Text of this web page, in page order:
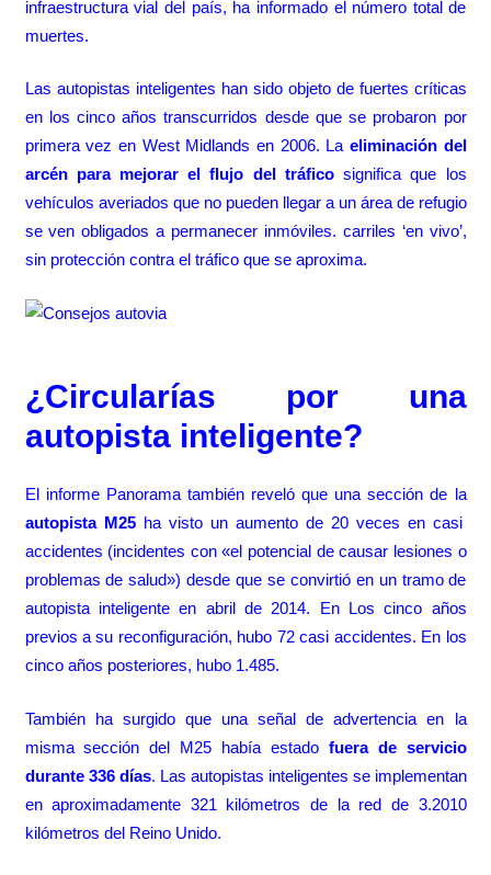
infraestructura vial del país, ha informado el número total de
muertes.
Las autopistas inteligentes han sido objeto de fuertes críticas
en los cinco años transcurridos desde que se probaron por
primera vez en West Midlands en 2006. La eliminación del
arcén para mejorar el flujo del tráficosignifica que los
vehículos averiados que no pueden llegar a un área de refugio
se ven obligados a permanecer inmóviles. carriles ‘en vivo’,
sin protección contra el tráfico que se aproxima.
¿Circularías por una
autopista inteligente?
El informe Panorama también reveló que una sección de la
autopista M25ha visto un aumento de 20 veces en casi
accidentes (incidentes con «el potencial de causar lesiones o
problemas de salud») desde que se convirtió en un tramo de
autopista inteligente en abril de 2014. En Los cinco años
previos a su reconfiguración, hubo 72 casi accidentes. En los
cinco años posteriores, hubo 1.485.
También ha surgido que una señal de advertencia en la
misma sección del M25 había estado fuera de servicio
durante 336 días. Las autopistas inteligentes se implementan
en aproximadamente 321 kilómetros de la red de 3.2010
kilómetros del Reino Unido.